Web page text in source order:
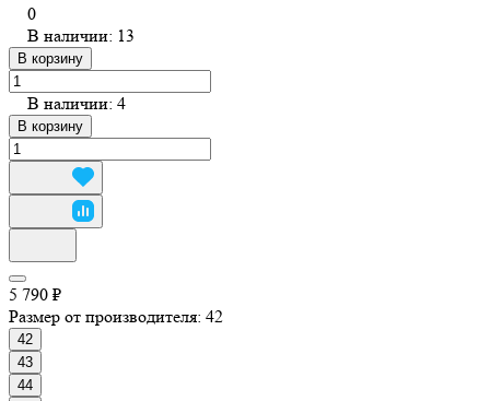
0
В наличии: 13
В корзину
В наличии: 4
В корзину
5 790 ₽
Размер от производителя: 42
42
43
44